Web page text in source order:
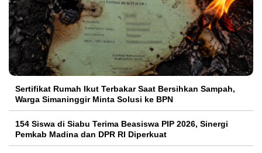
Sertifikat Rumah Ikut Terbakar Saat Bersihkan Sampah,
Warga Simaninggir Minta Solusi ke BPN
154 Siswa di Siabu Terima Beasiswa PIP 2026, Sinergi
Pemkab Madina dan DPR RI Diperkuat